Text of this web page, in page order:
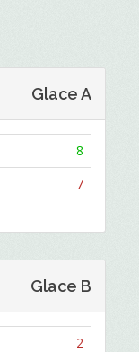
Glace A
8
7
Glace B
2